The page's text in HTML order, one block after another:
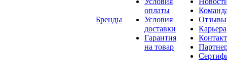
Бренды
оплаты
Условия
доставки
Гарантия
на товар
Отзывы
Карьера